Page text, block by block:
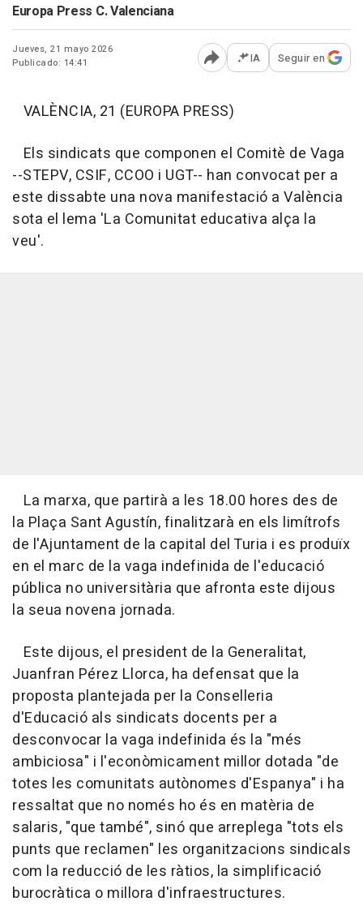
Europa Press C. Valenciana
Jueves, 21 mayo 2026
Publicado: 14:41
Abrir opciones para
IA Seguir en
VALÈNCIA, 21 (EUROPA PRESS)
Els sindicats que componen el Comitè de Vaga
--STEPV, CSIF, CCOO i UGT-- han convocat per a
este dissabte una nova manifestació a València
sota el lema 'La Comunitat educativa alça la
veu'.
La marxa, que partirà a les 18.00 hores des de
la Plaça Sant Agustín, finalitzarà en els limítrofs
de l'Ajuntament de la capital del Turia i es produïx
en el marc de la vaga indefinida de l'educació
pública no universitària que afronta este dijous
la seua novena jornada.
Este dijous, el president de la Generalitat,
Juanfran Pérez Llorca, ha defensat que la
proposta plantejada per la Conselleria
d'Educació als sindicats docents per a
desconvocar la vaga indefinida és la "més
ambiciosa" i l'econòmicament millor dotada "de
totes les comunitats autònomes d'Espanya" i ha
ressaltat que no només ho és en matèria de
salaris, "que també", sinó que arreplega "tots els
punts que reclamen" les organitzacions sindicals
com la reducció de les ràtios, la simplificació
burocràtica o millora d'infraestructures.